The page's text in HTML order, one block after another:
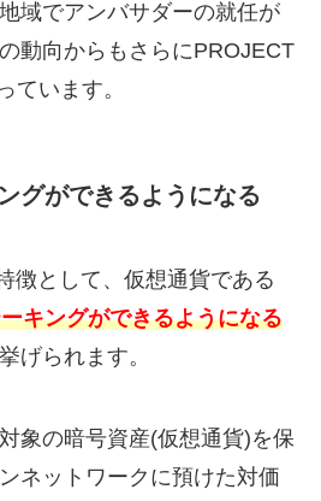
域でアンバサダーの就任が
動向からもさらにPROJECT
ています。
グができるようになる
徴として、仮想通貨である
キングができるようになる
げられます。
象の暗号資産(仮想通貨)を保
ネットワークに預けた対価